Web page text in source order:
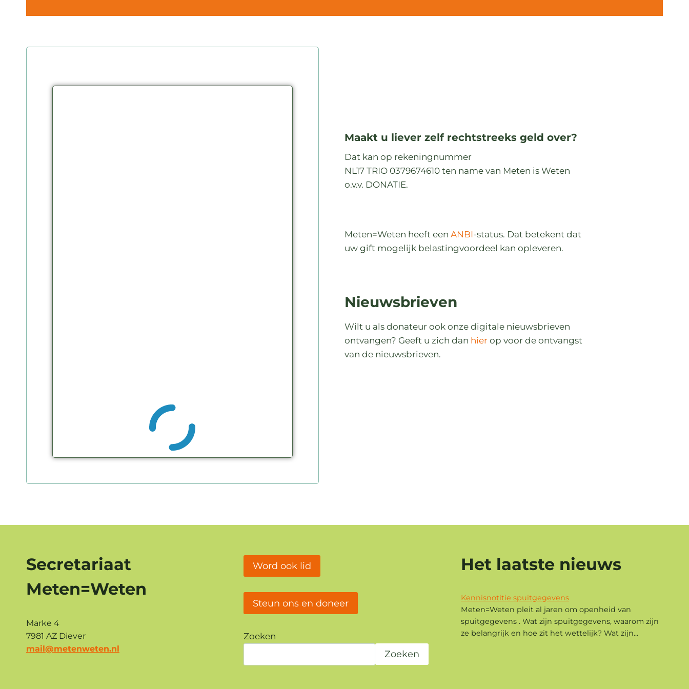
Maakt u liever zelf rechtstreeks geld over?
Dat kan op rekeningnummer
NL17 TRIO 0379674610 ten name van Meten is Weten
o.v.v. DONATIE.
Meten=Weten heeft een ANBI-status. Dat betekent dat
uw gift mogelijk belastingvoordeel kan opleveren.
Nieuwsbrieven
Wilt u als donateur ook onze digitale nieuwsbrieven
ontvangen? Geeft u zich dan hierop voor de ontvangst
van de nieuwsbrieven.
Secretariaat
Meten=Weten
Marke 4
7981 AZ Diever
mail@metenweten.nl
Word ook lid
Steun ons en doneer
Zoeken
Zoeken
Het laatste nieuws
Kennisnotitie spuitgegevens
Meten=Weten pleit al jaren om openheid van
spuitgegevens . Wat zijn spuitgegevens, waarom zijn
ze belangrijk en hoe zit het wettelijk? Wat zijn...